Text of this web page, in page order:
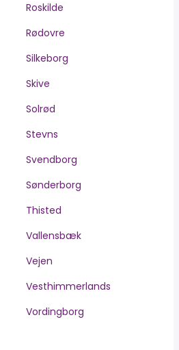
Roskilde
Rødovre
Silkeborg
Skive
Solrød
Stevns
Svendborg
Sønderborg
Thisted
Vallensbæk
Vejen
Vesthimmerlands
Vordingborg